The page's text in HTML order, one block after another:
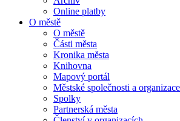
Online platby
O městě
O městě
Části města
Kronika města
Knihovna
Mapový portál
Městské společnosti a organizace
Spolky
Partnerská města